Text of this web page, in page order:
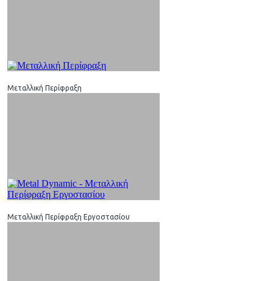
Μεταλλική Περίφραξη
Μεταλλική Περίφραξη Εργοστασίου